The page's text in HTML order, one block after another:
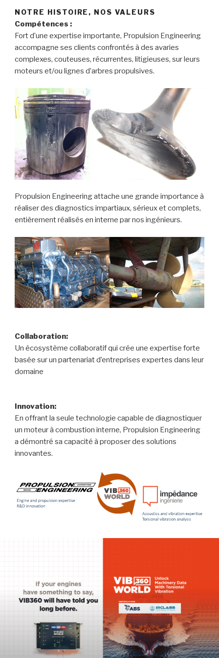
NOTRE HISTOIRE, NOS VALEURS
Compétences :
Fort d’une expertise importante, Propulsion Engineering
accompagne ses clients confrontés à des avaries
complexes, couteuses, récurrentes, litigieuses, sur leurs
moteurs et/ou lignes d’arbres propulsives.
Propulsion Engineering attache une grande importance à
réaliser des diagnostics impartiaux, sérieux et complets,
entièrement réalisés en interne par nos ingénieurs.
Collaboration:
Un écosystème collaboratif qui crée une expertise forte
basée sur un partenariat d’entreprises expertes dans leur
domaine
Innovation:
En offrant la seule technologie capable de diagnostiquer
un moteur à combustion interne, Propulsion Engineering
a démontré sa capacité à proposer des solutions
innovantes.